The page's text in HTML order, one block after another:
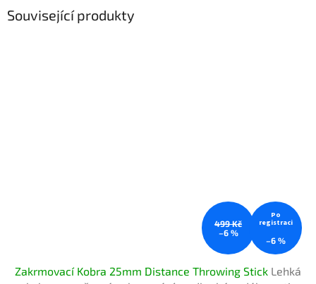
Související produkty
499 Kč
–6 %
Po
registraci
–6 %
Zakrmovací Kobra 25mm Distance Throwing Stick Lehká